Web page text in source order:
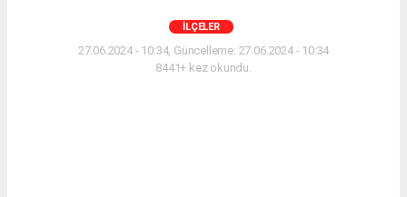
İLÇELER
27.06.2024 - 10:34, Güncelleme: 27.06.2024 - 10:34
8441+ kez okundu.